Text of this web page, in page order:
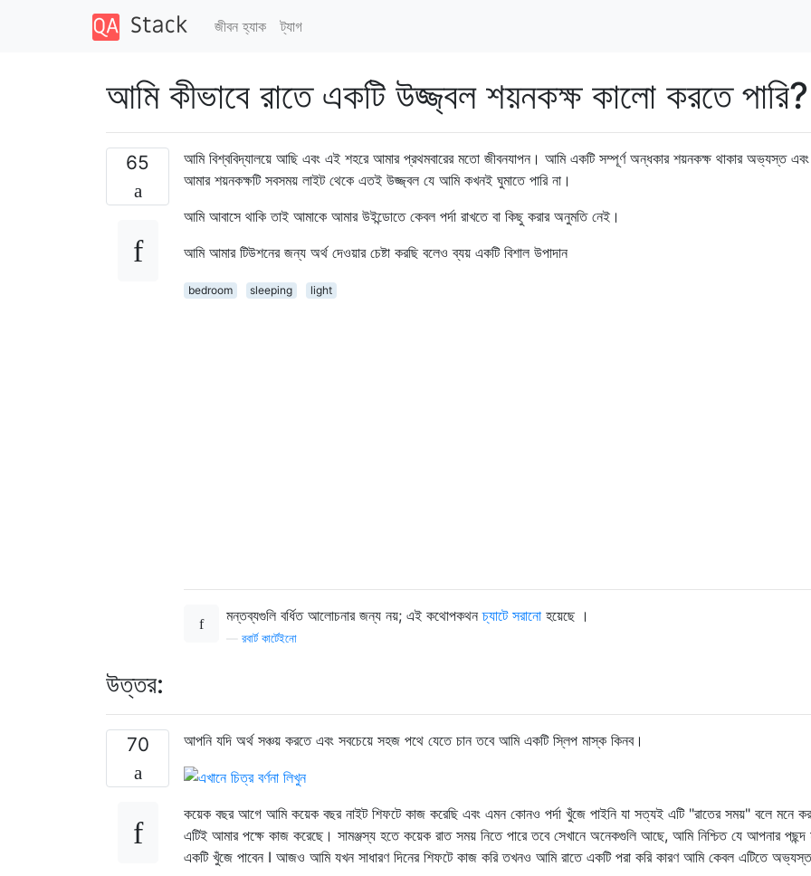
জীবন হ্যাক ট্যাগ
আমি কীভাবে রাতে একটি উজ্জ্বল শয়নকক্ষ কালো করতে পারি?
65
আমি বিশ্ববিদ্যালয়ে আছি এবং এই শহরে আমার প্রথমবারের মতো জীবনযাপন। আমি একটি সম্পূর্ণ অন্ধকার শয়নকক্ষ থাকার অভ্যস্ত
আমার শয়নকক্ষটি সবসময় লাইট থেকে এতই উজ্জ্বল যে আমি কখনই ঘুমাতে পারি না।
আমি আবাসে থাকি তাই আমাকে আমার উইন্ডোতে কেবল পর্দা রাখতে বা কিছু করার অনুমতি নেই।
আমি আমার টিউশনের জন্য অর্থ দেওয়ার চেষ্টা করছি বলেও ব্যয় একটি বিশাল উপাদান
bedroom sleeping light
মন্তব্যগুলি বর্ধিত আলোচনার জন্য নয়; এই কথোপকথনচ্যাটে সরানো হয়েছে ।
রবার্ট কার্টেইনো
উত্তর:
70 আপনি যদি অর্থ সঞ্চয় করতে এবং সবচেয়ে সহজ পথে যেতে চান তবে আমি একটি স্লিপ মাস্ক কিনব।
কয়েক বছর আগে আমি কয়েক বছর নাইট শিফটে কাজ করেছি এবং এমন কোনও পর্দা খুঁজে পাইনি যা সত্যই এটি "রাতের সময়" বলে মনে
এটিই আমার পক্ষে কাজ করেছে। সামঞ্জস্য হতে কয়েক রাত সময় নিতে পারে তবে সেখানে অনেকগুলি আছে, আমি নিশ্চিত যে আপনার
একটি খুঁজে পাবেন I আজও আমি যখন সাধারণ দিনের শিফটে কাজ করি তখনও আমি রাতে একটি পরা করি কারণ আমি কেবল এটিতে